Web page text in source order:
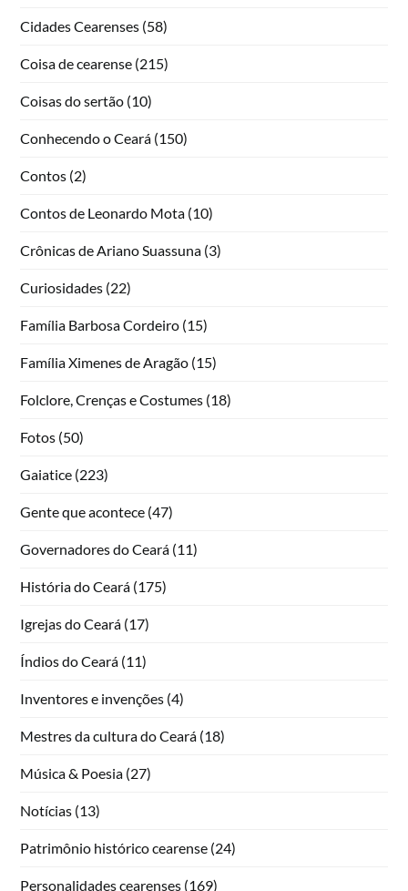
Cidades Cearenses (58)
Coisa de cearense (215)
Coisas do sertão (10)
Conhecendo o Ceará (150)
Contos (2)
Contos de Leonardo Mota (10)
Crônicas de Ariano Suassuna (3)
Curiosidades (22)
Família Barbosa Cordeiro (15)
Família Ximenes de Aragão (15)
Folclore, Crenças e Costumes (18)
Fotos (50)
Gaiatice (223)
Gente que acontece (47)
Governadores do Ceará (11)
História do Ceará (175)
Igrejas do Ceará (17)
Índios do Ceará (11)
Inventores e invenções (4)
Mestres da cultura do Ceará (18)
Música & Poesia (27)
Notícias (13)
Patrimônio histórico cearense (24)
Personalidades cearenses (169)